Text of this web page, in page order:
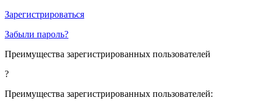
Зарегистрироваться
Забыли пароль?
Преимущества зарегистрированных пользователей
?
Преимущества зарегистрированных пользователей: